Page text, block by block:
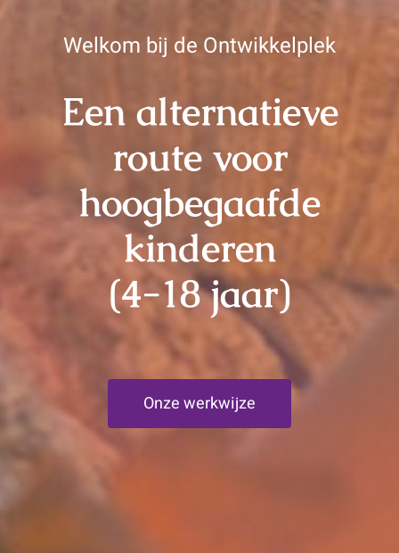
Welkom bij de Ontwikkelplek
Een alternatieve
route voor
hoogbegaafde
kinderen
(4-18 jaar)
Onze werkwijze